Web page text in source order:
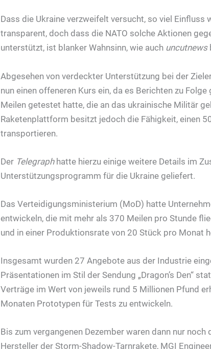
Dass die Ukraine verzweifelt versucht, so viel
transparent, doch dass die NATO solche Aktionen
unterstützt, ist blanker Wahnsinn, wie auch uncutnews
Abgesehen von verdeckter Unterstützung bei der
nun einen offeneren Kurs ein, da es Berichten zu
Meilen getestet hatte, die an das ukrainische Militär
Raketenplattform besitzt jedoch die Fähigkeit, einen
transportieren.
Der Telegraphhatte hierzu einige weitere Details im
Unterstützungsprogramm für die Ukraine geliefert.
Das Verteidigungsministerium (MoD) hatte
entwickeln, die mit mehr als 370 Meilen pro Stunde
und in einer Produktionsrate von 20 Stück pro Monat
Insgesamt wurden 27 Angebote aus der Industrie
Präsentationen im Stil der Sendung „Dragon’s Den“
Verträge im Wert von jeweils rund 5 Millionen Pfund
Monaten Prototypen für Tests zu entwickeln.
Bis zum vergangenen Dezember waren dann nur
Hersteller der Storm-Shadow-Tarnrakete, MGI